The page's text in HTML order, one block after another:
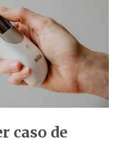
caso de